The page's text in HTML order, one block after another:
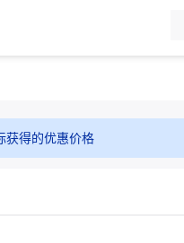
获得的优惠价格